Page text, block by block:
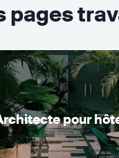
pages
pour